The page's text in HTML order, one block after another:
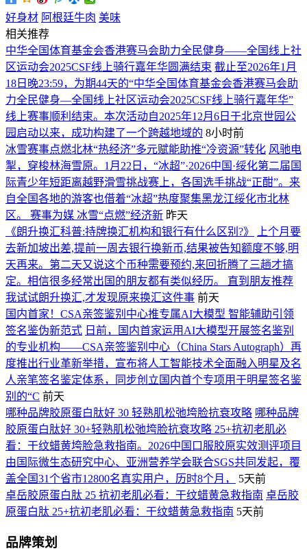
好身材 阿根廷牛肉 美味
相关推荐
中华全国体育基金会香港赛马会助力全民健身——全国线上社
区运动会2025CSF线上骑行嘉年华圆满结束 截止至2026年1月
18日晚23:59，为期44天的“中华全国体育基金会香港赛马会助
力全民健身—全国线上社区运动会2025CSF线上骑行嘉年华”
线上赛事顺利结束。本次活动自2025年12月6日于北京世园公
园启动以来，成功构建了一个跨越地域的 8小时前
冰雪赛事点燃北林“热经济”多元赋能助推“冷资源”转化 风驰电
掣，穿梭林海雪原。1月22日，“冰超”·2026中国·绥化第二届国
际青少年短距离越野滑雪挑战赛上，各国选手挑战“正酣”。来
自全国各地的游客也借着“冰超”热度聚集黑龙江绥化市北林
区。 赛事为媒 冰雪“点燃”经济新 昨天
《朗升换汇科普:持牌换汇机构和银行有什么区别?》
上个月要
去新加坡出差,提前一周去银行换新币,结果被告知额度不够,明
天再来。第二天又说这个币种需要预约,来回折腾了三趟才搞
定。相信很多经常出国的朋友都有类似经历。 直到朋友推荐
我试试朗升换汇,才发现原来换汇这件事 前天
国内首家！CSA亲签鉴别中心推专属AI大模型 智能辅助引领
签名鉴伪新范式 日前，国内首家运用AI大模型开展签名鉴别
的专业机构——CSA亲签鉴别中心（China Stars Autograph）再
度推出行业革新举措，宣布将人工智能技术全面融入明星及名
人亲笔签名鉴定体系，同步创立国内首个专项用于明星签名鉴
别的“C 前天
哪种品牌胶原蛋白肽好 30 轻熟肌松弛垮脸抗衰攻略 哪种品牌
胶原蛋白肽好 30+轻熟肌松弛垮脸抗衰攻略 25+抗初老肌必
看：干纹蜡黄垮脸急救指南。2026中国口服胶原实效测评项目
由国际微生态研究中心、亚洲营养学会联合SGS共同发起，覆
盖全国31个省市12800名真实用户，历时8个月，
5天前
卓岳胶原蛋白肽 25 抗初老肌必看：干纹蜡黄急救指南 卓岳胶
原蛋白肽 25+抗初老肌必看：干纹蜡黄急救指南 5天前
品牌策划